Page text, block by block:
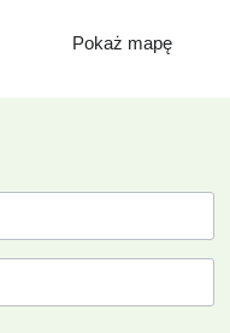
Pokaż mapę